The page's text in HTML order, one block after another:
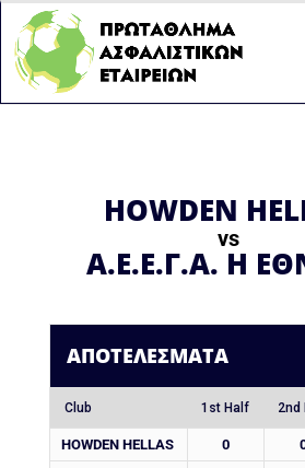
HOWDEN
vs
Α.Ε.Ε.Γ.Α. Η
ΑΠΟΤΕΛΈΣΜΑΤΑ
Club 1st Half 2nd
HOWDEN HELLAS 0